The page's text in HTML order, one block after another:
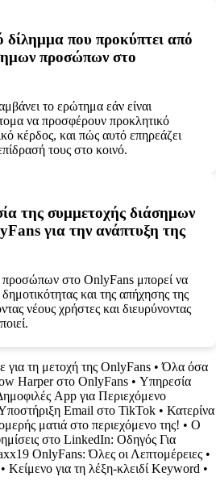
δίλημμα που προκύπτει από
προσώπων στο
το ερώτημα εάν είναι
να προσφέρουν προκλητικό
κέρδος, και πώς αυτό επηρεάζει
τους στο κοινό.
της συμμετοχής διάσημων
για την ανάπτυξη της
στο OnlyFans μπορεί να
και της απήχησης της
νέους χρήστες και διευρύνοντας
για τη μετοχή της OnlyFans •Όλα όσα
Harper στο OnlyFans • Υπηρεσία
App για Περιεχόμενο
Email στο TikTok • Κατερίνα
ματιά στο περιεχόμενο της! • Ο
στο LinkedIn: Οδηγός Για
OnlyFans: Όλες οι Λεπτομέρειες •
• Κείμενο για τη λέξη-κλειδί Keyword •